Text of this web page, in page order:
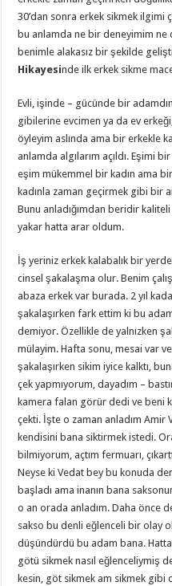
30’dan sonra erkek sikmek ilgimi
bu anlamda ne bir deneyimim ne
benimle alakasız bir şekilde
Hikayesinde ilk erkek sikme
Evli, işinde – gücünde bir
gibilerine evcimen ya da ev
öyleyim aslında ama bir erkekle
anlamda algılarım açıldı. Eşimi
eşim mükemmel bir kadın ama
kadınla zaman geçirmek gibi bir
Bunu anladığımdan beridir
yakar hatta arar oldum.
İş yeriniz erkek kalabalık bir
cinsel şakalaşma olur. Benim
abaza erkek var burada. 2 yıl
şakalaşırken fark ettim ki bu
demiyor. Özellikle de yalnızken
mülayim. Hafta sonu, mesai var
şakalaşırken sikim iyice kalktı,
çek yapmıyorum, dayadım –
kamera falan görür dedi ve beni
çekti. İşte o zaman anladım
kendisini bana siktirmek istedi.
bilmiyorum, açtım fermuarı,
Neyse ki Vedat bey bu konuda
başladı ama inanın bana
o an orada anladım. Daha önce
sakso bu denli eğlenceli bir olay
düşündürdü bu adam bana.
götü sikmek nasıl eğlenceliymiş
kesin, göt sikmek am sikmek gibi